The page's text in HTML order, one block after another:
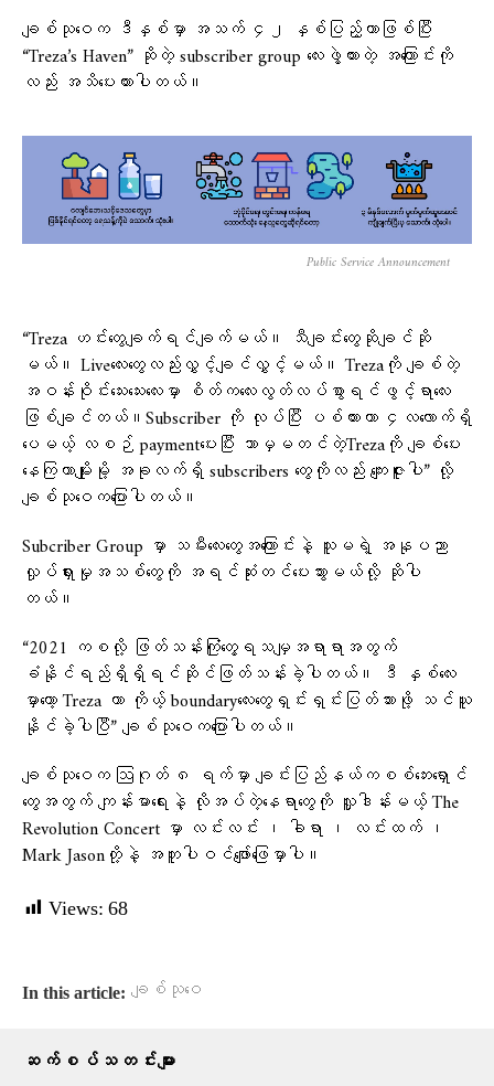
ချစ်သုဝေက ဒီနှစ်မှာ အသက် ၄၂ နှစ်ပြည့်တာဖြစ်ပြီး
“Treza’s Haven” ဆိုတဲ့ subscriber group လေးဖွဲ့ထားတဲ့ အကြောင်းကို
လည်း အသိပေးထားပါတယ်။
Public Service Announcement
“Treza ဟင်းတွေချက်ရင်ချက်မယ်။ သီချင်းတွေဆိုချင်ဆို
မယ်။ Liveလေးတွေလည်းလွှင့်ချင်လွှင့်မယ်။ Trezaကို ချစ်တဲ့
အဝန်းဝိုင်းသေးသေးလေးမှာ စိတ်ကလေးလွတ်လပ်စွာရင်ဖွင့်ရာလေး
ဖြစ်ချင်တယ်။Subscriber ကို လုပ်ပြီး ပစ်ထားတာ ၄လလောက်ရှိ
ပေမယ့် လစဉ် paymentပေးပြီး ဘာမှမတင်တဲ့Trezaကို ချစ်ပေး
နေကြတာမျိုးမို့ အခုလက်ရှိ subscribers တွေကိုလည်း ကျေးဇူးပါ” လို့
ချစ်သုဝေကပြောပါတယ်။
Subcriber Group မှာ သမီးလေးတွေအကြောင်းနဲ့ သူမရဲ့ အနုပညာ
လှုပ်ရှားမှုအသစ်တွေကို အရင်ဆုံးတင်ပေးသွားမယ်လို့ ဆိုပါ
တယ်။
“2021 ကစလို့ ဖြတ်သန်းကြုံတွေ့ရသမျှအရာရာအတွက်
ခံနိုင်ရည်ရှိရှိရင်ဆိုင်ဖြတ်သန်းခဲ့ပါတယ်။ ဒီ နှစ်လေး
မှာတော့ Treza ဟာ ကိုယ့် boundaryလေးတွေရှင်းရှင်းပြတ်သားဖို့ သင်ယူ
နိုင်ခဲ့ပါပြီ” ချစ်သုဝေကပြောပါတယ်။
ချစ်သုဝေက ဩဂုတ် ၈ ရက်မှာ ချင်းပြည်နယ်ကစစ်ဘေးရှောင်
တွေအတွက် ကျန်းမာရေးနဲ့ လိုအပ်တဲ့နေရာတွေကို လှူဒါန်းမယ့် The
Revolution Concert မှာ လင်းလင်း ၊ ခါရာ ၊ လင်းထက် ၊
Mark Jasonတို့နဲ့ အတူပါဝင်ဖျော်ဖြေမှာပါ။
Views: 68
In this article: ချစ်သုဝေ
ဆက်စပ်သတင်းများ